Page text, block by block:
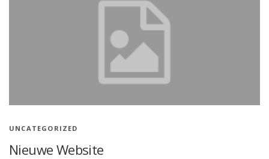
UNCATEGORIZED
Nieuwe Website